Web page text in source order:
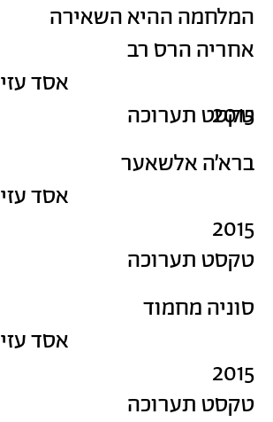
טקסט תערוכה
המלחמה ההיא השאירה
אחריה הרס רב
אסד עזי
2015
טקסט תערוכה
ברא׳ה אלשאער
אסד עזי
2015
טקסט תערוכה
סוניה מחמוד
אסד עזי
2015